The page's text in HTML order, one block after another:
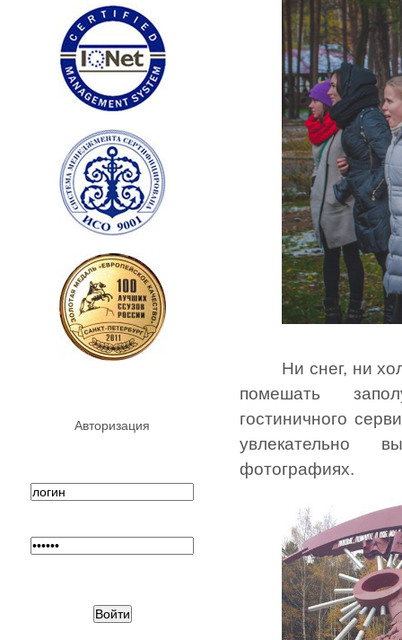
Авторизация
Ни снег, ни
помешать
гостиничного
увлекательно
фотографиях.